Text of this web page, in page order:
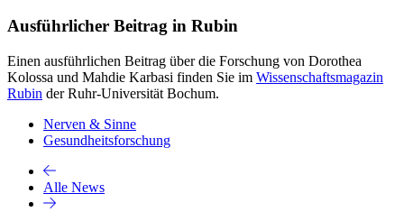
Ausführlicher Beitrag in Rubin
Einen ausführlichen Beitrag über die Forschung von Dorothea
Kolossa und Mahdie Karbasi finden Sie im Wissenschaftsmagazin
Rubin der Ruhr-Universität Bochum.
Nerven & Sinne
Gesundheitsforschung
Alle News